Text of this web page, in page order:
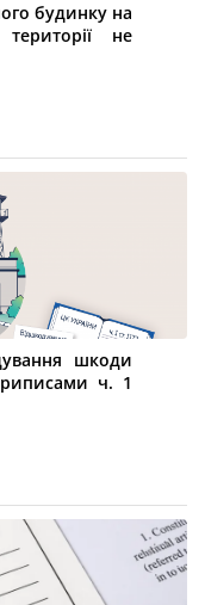
будинку на
не
шкоди
ч. 1